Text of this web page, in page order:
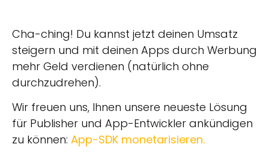
Cha-ching! Du kannst jetzt deinen Umsatz
steigern und mit deinen Apps durch Werbung
mehr Geld verdienen (natürlich ohne
durchzudrehen).
Wir freuen uns, Ihnen unsere neueste Lösung
für Publisher und App-Entwickler ankündigen
zu können: App-SDK monetarisieren.